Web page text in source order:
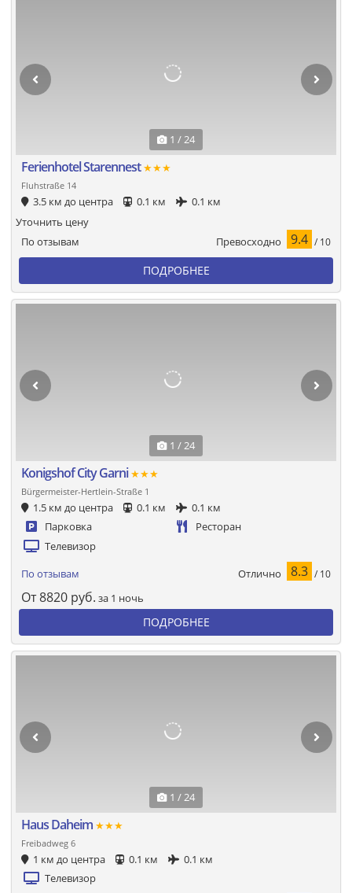
1 / 24
Ferienhotel Starennest★★★
Fluhstraße 14
3.5 км до центра 0.1 км 0.1 км
По отзывам Превосходно 9.4 / 10
Уточнить цену
ПОДРОБНЕЕ
1 / 24
Konigshof City Garni★★★
Bürgermeister-Hertlein-Straße 1
1.5 км до центра 0.1 км
0.1 км
Парковка
Ресторан
Телевизор
По отзывам Отлично 8.3 / 10
От8820 руб. за 1 ночь
ПОДРОБНЕЕ
1 / 24
Haus Daheim ★★★
Freibadweg 6
1 км до центра 0.1 км
0.1 км
Телевизор